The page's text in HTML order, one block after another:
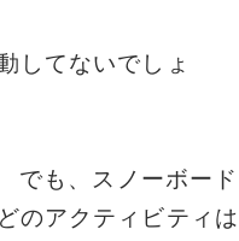
してないでしょ
でも、スノーボード
のアクティビティは